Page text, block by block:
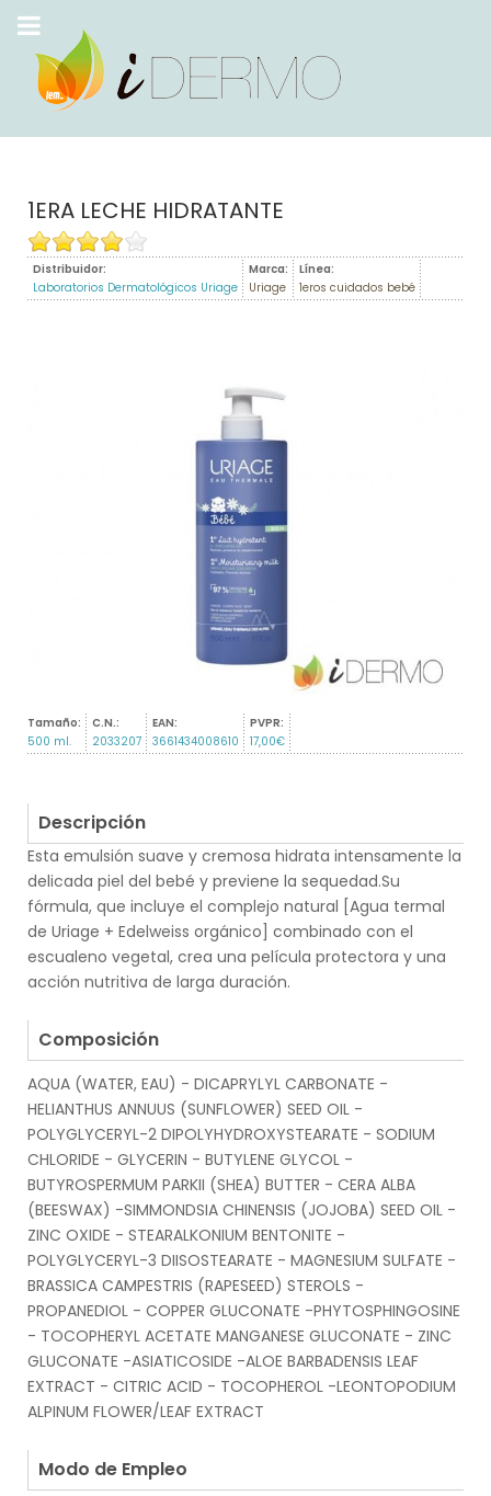
1ERA LECHE HIDRATANTE
Distribuidor:
Laboratorios Dermatológicos Uriage
Marca:
Uriage
Línea:
1eros cuidados bebé
Tamaño:
500 ml.
C.N.:
2033207
EAN:
3661434008610
PVPR:
17,00€
Descripción
Esta emulsión suave y cremosa hidrata intensamente la
delicada piel del bebé y previene la sequedad.Su
fórmula, que incluye el complejo natural [Agua termal
de Uriage + Edelweiss orgánico] combinado con el
escualeno vegetal, crea una película protectora y una
acción nutritiva de larga duración.
Composición
AQUA (WATER, EAU) - DICAPRYLYL CARBONATE -
HELIANTHUS ANNUUS (SUNFLOWER) SEED OIL -
POLYGLYCERYL-2 DIPOLYHYDROXYSTEARATE - SODIUM
CHLORIDE - GLYCERIN - BUTYLENE GLYCOL -
BUTYROSPERMUM PARKII (SHEA) BUTTER - CERA ALBA
(BEESWAX) -SIMMONDSIA CHINENSIS (JOJOBA) SEED OIL -
ZINC OXIDE - STEARALKONIUM BENTONITE -
POLYGLYCERYL-3 DIISOSTEARATE - MAGNESIUM SULFATE -
BRASSICA CAMPESTRIS (RAPESEED) STEROLS -
PROPANEDIOL - COPPER GLUCONATE -PHYTOSPHINGOSINE
- TOCOPHERYL ACETATE MANGANESE GLUCONATE - ZINC
GLUCONATE -ASIATICOSIDE -ALOE BARBADENSIS LEAF
EXTRACT - CITRIC ACID - TOCOPHEROL -LEONTOPODIUM
ALPINUM FLOWER/LEAF EXTRACT
Modo de Empleo